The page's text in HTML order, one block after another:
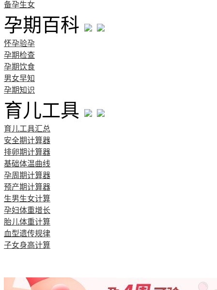
备孕生女
孕期百科
怀孕验孕
孕期检查
孕期饮食
男女早知
孕期知识
育儿工具
育儿工具汇总
安全期计算器
排卵期计算器
基础体温曲线
孕周期计算器
预产期计算器
生男生女计算
孕妇体重增长
胎儿体重计算
血型遗传规律
子女身高计算